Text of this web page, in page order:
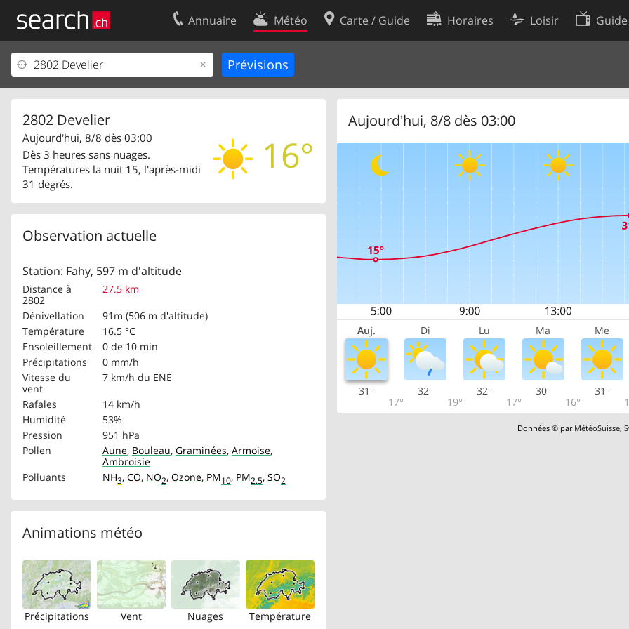
Annuaire Météo Carte / Guide Horaires Loisir
2802 Develier
16°
Aujourd'hui, 8/8 dès 03:00
Dès 3 heures sans nuages.
Températures la nuit 15, l'après-midi
31 degrés.
Observation actuelle
Station: Fahy, 597 m d'altitude
Distance à
2802
27.5 km
Dénivellation
91m (506 m d'altitude)
Température
16.5 °C
Ensoleillement
0 de 10 min
Précipitations
0 mm/h
Vitesse du
vent
7 km/h du ENE
Rafales
14 km/h
Humidité
53%
Pression
951 hPa
Pollen
Aune, Bouleau, Graminées, Armoise,
Ambroisie
Polluants
NH3, CO, NO2, Ozone, PM10, PM2.5, SO2
Animations météo
Précipitations Vent Nuages Température
Aujourd'hui, 8/8 dès 03:00
Auj. Di Lu Ma Me
31°
17°
32°
19°
32°
17°
30°
16°
31°
Données © par MétéoSuisse,
Votre inscription
Centre clients
Mentions Légales
Contact
Conditions d’utilisation
Préférences de cookies